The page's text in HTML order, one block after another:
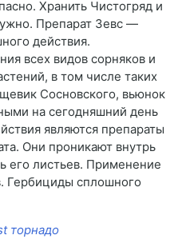
Хранить Чистогряд и
Препарат Зевс —
действия.
всех видов сорняков и
в том числе таких
Сосновского, вьюнок
на сегодняшний день
являются препараты
Они проникают внутрь
его листьев. Применение
Гербициды сплошного
торнадо